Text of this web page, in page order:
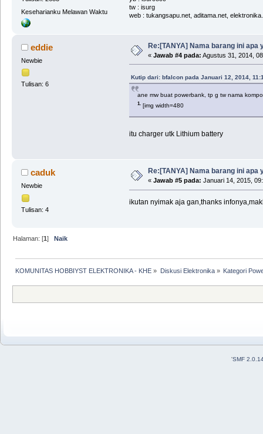
Keseharianku Melawan Waktu
tw : isurg
web : tukangsapu.net, aditama.net,
eddie
Newbie
Tulisan: 6
Re:[TANYA] Nama barang ini apa
« Jawab #4 pada: Agustus 31, 2014,
Kutip dari: bfalcon pada Januari 12, 2014,
ane mw buat powerbank, tp g tw nama
1. [img width=480
itu charger utk Lithium battery
caduk
Newbie
Tulisan: 4
Re:[TANYA] Nama barang ini apa
« Jawab #5 pada: Januari 14, 2015,
ikutan nyimak aja gan,thanks
Halaman: [1]Naik
KOMUNITAS HOBBIYST ELEKTRONIKA - KHE » Diskusi Elektronika» Kategori
'SMF